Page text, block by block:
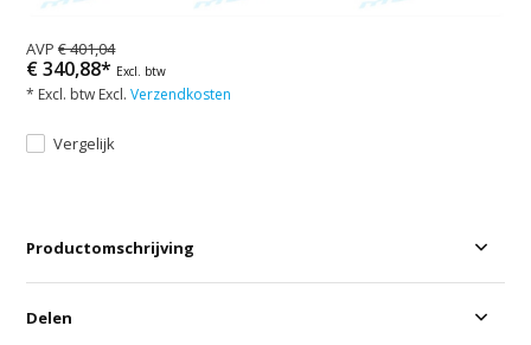
AVP€ 401,04
€ 340,88* Excl. btw
* Excl. btw Excl.Verzendkosten
Vergelijk
Productomschrijving
Delen